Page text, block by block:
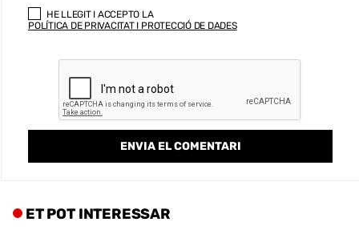
HE LLEGIT I ACCEPTO LA
POLÍTICA DE PRIVACITAT I PROTECCIÓ DE DADES
ET POT INTERESSAR